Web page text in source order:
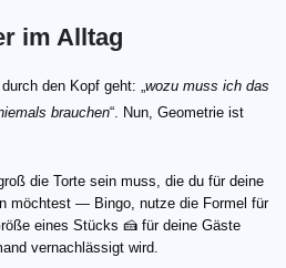
im Alltag
den Kopf geht: „ wozu muss ich das
brauchen“. Nun, Geometrie ist
die Torte sein muss, die du für deine
möchtest — Bingo, nutze die Formel für
eines Stücks 🍰 für deine Gäste
vernachlässigt wird.